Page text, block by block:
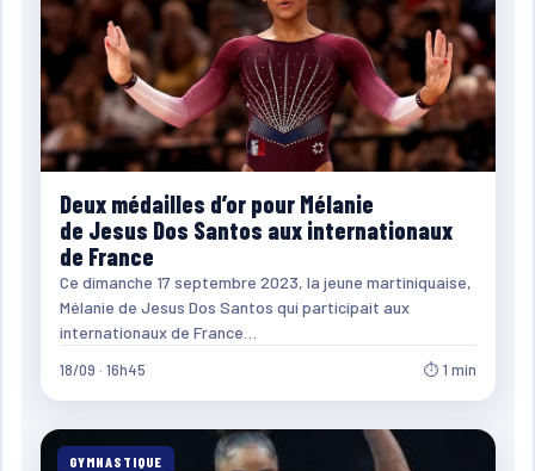
Deux médailles d’or pour Mélanie
de Jesus Dos Santos aux internationaux
de France
Ce dimanche 17 septembre 2023, la jeune martiniquaise,
Mélanie de Jesus Dos Santos qui participait aux
internationaux de France…
18/09 · 16h45 ⏱ 1 min
GYMNASTIQUE